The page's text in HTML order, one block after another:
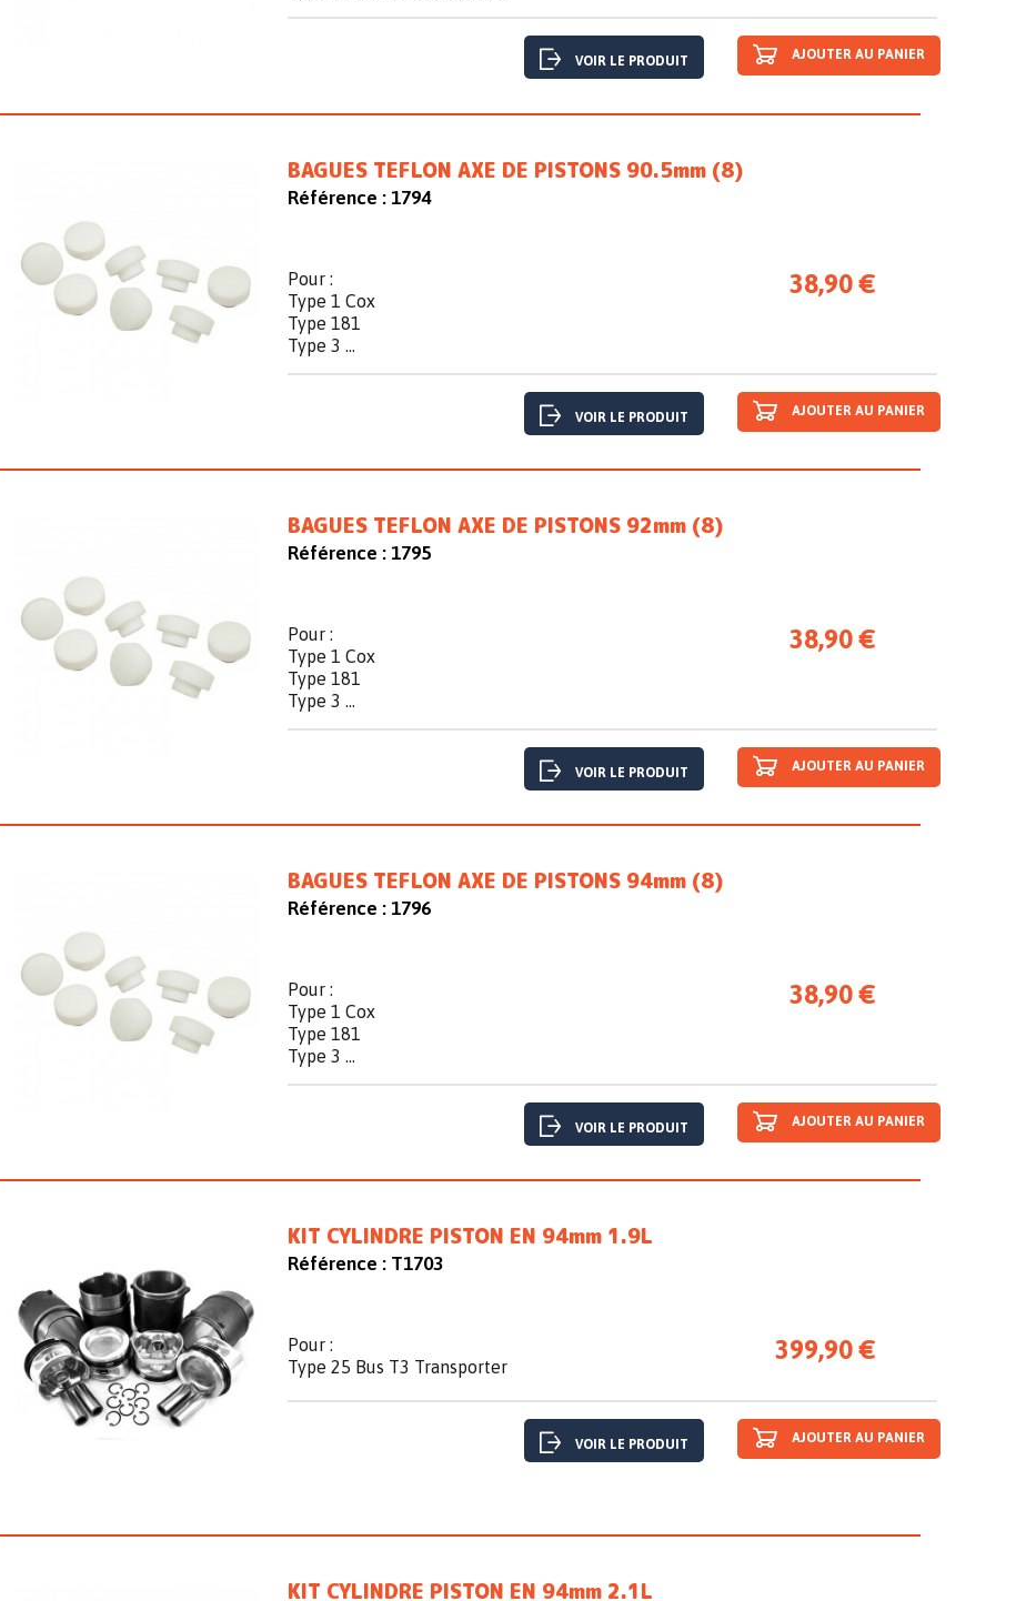
VOIR LE PRODUIT AJOUTER AU PANIER
BAGUES TEFLON AXE DE PISTONS 90.5mm (8)
Référence : 1794
Pour :
Type 1 Cox
Type 181
Type 3 ...
38,90 €
VOIR LE PRODUIT AJOUTER AU PANIER
BAGUES TEFLON AXE DE PISTONS 92mm (8)
Référence : 1795
Pour :
Type 1 Cox
Type 181
Type 3 ...
38,90 €
VOIR LE PRODUIT AJOUTER AU PANIER
BAGUES TEFLON AXE DE PISTONS 94mm (8)
Référence : 1796
Pour :
Type 1 Cox
Type 181
Type 3 ...
38,90 €
VOIR LE PRODUIT AJOUTER AU PANIER
KIT CYLINDRE PISTON EN 94mm 1.9L
Référence : T1703
Pour :
Type 25 Bus T3 Transporter
399,90 €
VOIR LE PRODUIT AJOUTER AU PANIER
KIT CYLINDRE PISTON EN 94mm 2.1L